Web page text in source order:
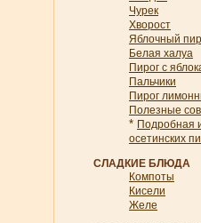
Чурек
Хворост
Яблочный
Белая халуа
Пирог с
Пальчики
Пирог
Полезные
* Подробная
осетинских
СЛАДКИЕ БЛЮДА
Компоты
Кисели
Желе